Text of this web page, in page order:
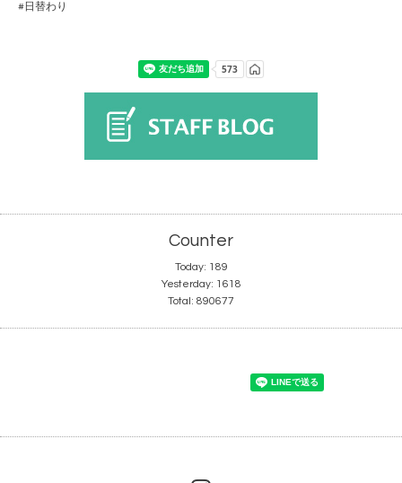
#日替わり
Counter
Today: 189
Yesterday: 1618
Total: 890677